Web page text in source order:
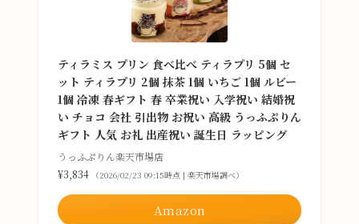
ティラミス プリン 食べ比べ ティラプリ 5個 セ
ット ティラプリ 2個 抹茶 1個 いちご 1個 ルビー
1個 冷凍 春ギフト 春 卒業祝い 入学祝い 結婚祝
い チョコ 会社 引出物 お祝い 高級 うっふぷりん
ギフト 人気 お礼 出産祝い 誕生日 ラッピング
うっふぷりん楽天市場店
¥3,834 （2026/02/23 09:15時点 | 楽天市場調べ）
Amazon